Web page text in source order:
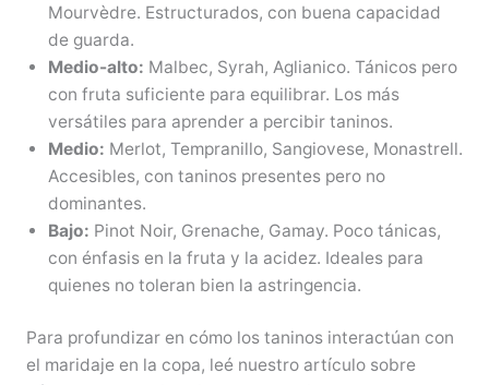
Mourvèdre. Estructurados, con buena capacidad
de guarda.
Medio-alto: Malbec, Syrah, Aglianico. Tánicos pero
con fruta suficiente para equilibrar. Los más
versátiles para aprender a percibir taninos.
Medio: Merlot, Tempranillo, Sangiovese, Monastrell.
Accesibles, con taninos presentes pero no
dominantes.
Bajo: Pinot Noir, Grenache, Gamay. Poco tánicas,
con énfasis en la fruta y la acidez. Ideales para
quienes no toleran bien la astringencia.
Para profundizar en cómo los taninos interactúan con
el maridaje en la copa, leé nuestro artículo sobre